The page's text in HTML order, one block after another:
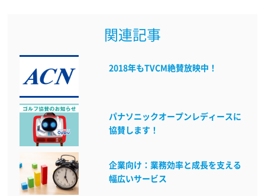
関連記事
2018年もTVCM絶賛放映中！
パナソニックオープンレディースに
協賛します！
企業向け：業務効率と成長を支える
幅広いサービス